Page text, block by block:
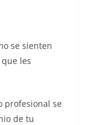
se sienten
les
profesional se
de tu